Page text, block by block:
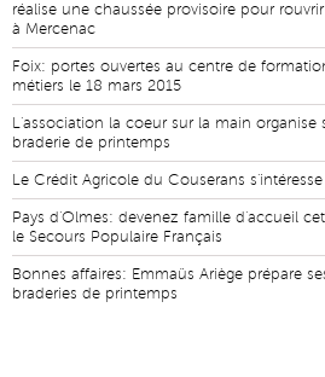
réalise une chaussée provisoire pour
à Mercenac
Foix: portes ouvertes au centre de
métiers le 18 mars 2015
L'association la coeur sur la main organise
braderie de printemps
Le Crédit Agricole du Couserans
Pays d'Olmes: devenez famille d'accueil
le Secours Populaire Français
Bonnes affaires: Emmaüs Ariège prépare
braderies de printemps